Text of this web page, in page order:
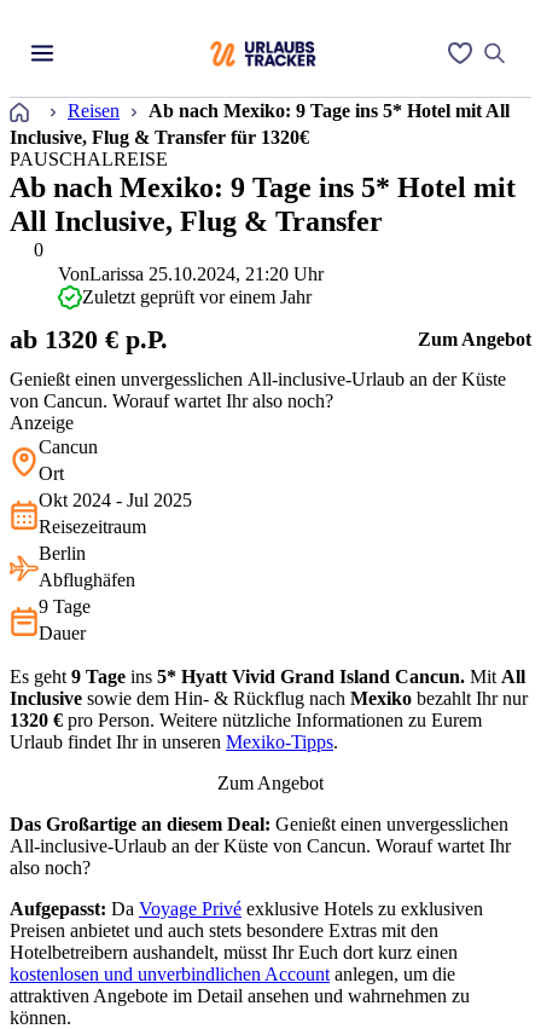
Startseite
Reisen
Ab nach Mexiko: 9 Tage ins 5* Hotel mit All
Inclusive, Flug & Transfer für 1320€
0
PAUSCHALREISE
Ab nach Mexiko: 9 Tage ins 5* Hotel mit
All Inclusive, Flug & Transfer
Genießt einen unvergesslichen All-inclusive-Urlaub an der Küste
von Cancun. Worauf wartet Ihr also noch?
VonLarissa 25.10.2024, 21:20 Uhr
Zuletzt geprüft vor einem Jahr
ab 1320 € p.P. Zum Angebot
Anzeige
Cancun
Ort
Okt 2024 - Jul 2025
Reisezeitraum
Berlin
Abflughäfen
9 Tage
Dauer
Es geht 9 Tage ins 5* Hyatt Vivid Grand Island Cancun. Mit All
Inclusive sowie dem Hin- & Rückflug nach Mexiko bezahlt Ihr nur
1320 € pro Person. Weitere nützliche Informationen zu Eurem
Urlaub findet Ihr in unseren Mexiko-Tipps.
Zum Angebot
Das Großartige an diesem Deal: Genießt einen unvergesslichen
All-inclusive-Urlaub an der Küste von Cancun. Worauf wartet Ihr
also noch?
Aufgepasst: Da Voyage Privé exklusive Hotels zu exklusiven
Preisen anbietet und auch stets besondere Extras mit den
Hotelbetreibern aushandelt, müsst Ihr Euch dort kurz einen
kostenlosen und unverbindlichen Account anlegen, um die
attraktiven Angebote im Detail ansehen und wahrnehmen zu
können.